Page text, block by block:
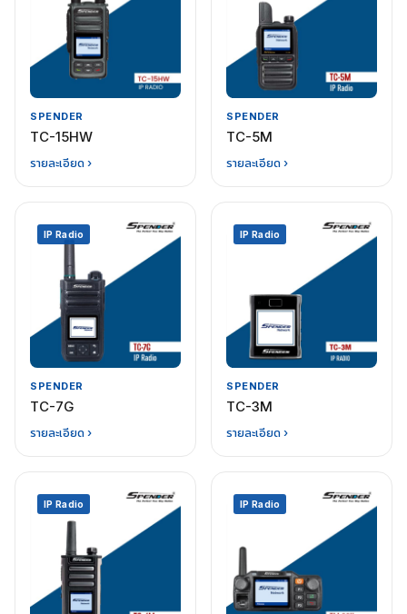
SPENDER
TC-15HW
รายละเอียด ›
SPENDER
TC-5M
รายละเอียด ›
IP Radio
SPENDER
TC-7G
รายละเอียด ›
IP Radio
SPENDER
TC-3M
รายละเอียด ›
IP Radio IP Radio